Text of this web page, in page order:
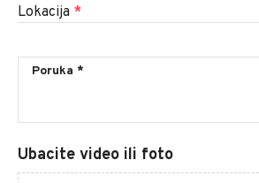
Lokacija *
Ubacite video ili foto